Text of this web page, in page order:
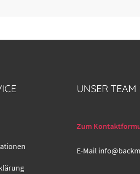
UNSER TEAM
Zum
E-Mail